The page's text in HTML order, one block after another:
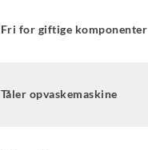
Fri for giftige komponenter
Tåler opvaskemaskine